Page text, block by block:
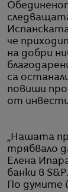
че
на добри
са
повиши
от
„Нашата
трябвало
Елена
банки в S&P.
По думите